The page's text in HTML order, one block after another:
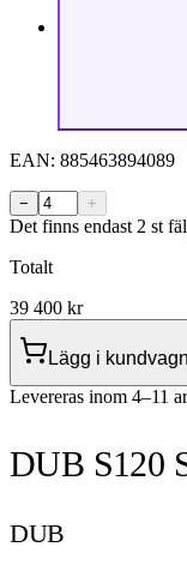
EAN: 885463894089
− +
Det finns endast 2 st
Totalt
39 400 kr
Lägg i kundvagn
Levereras inom 4–11
DUB S120
DUB